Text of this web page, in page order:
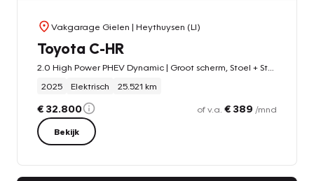
Vakgarage Gielen | Heythuysen (LI)
Toyota C-HR
2025
Elektrisch 25.521 km
€ 32.800 of v.a. € 389 /mnd
Bekijk